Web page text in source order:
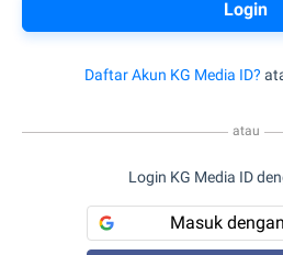
Daftar Akun KG Media ID?
atau
Login KG Media ID
Masuk